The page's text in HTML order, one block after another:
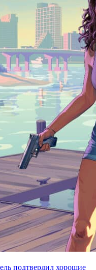
подтвердил хорошие